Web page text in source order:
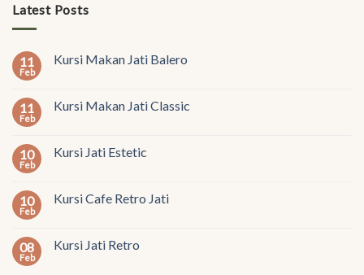
Latest Posts
11
Feb
Kursi Makan Jati Balero
11
Feb
Kursi Makan Jati Classic
10
Feb
Kursi Jati Estetic
10
Feb
Kursi Cafe Retro Jati
08
Feb
Kursi Jati Retro